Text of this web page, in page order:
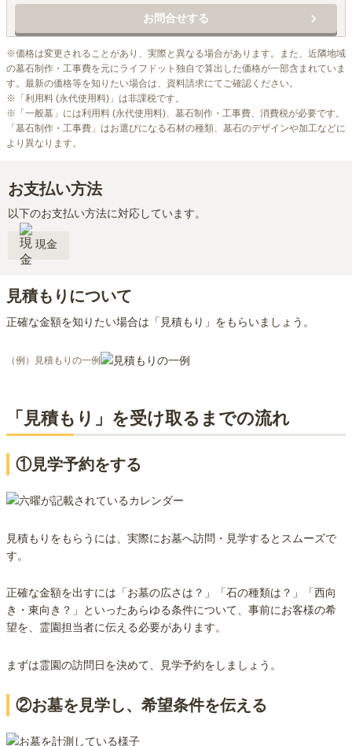
お問合せする
※価格は変更されることがあり、実際と異なる場合があります。また、近隣地域
の墓石制作・工事費を元にライフドット独自で算出した価格が一部含まれていま
す。最新の価格等を知りたい場合は、資料請求にてご確認ください。
※「利用料 (永代使用料)」は非課税です。
※「一般墓」には利用料 (永代使用料)、墓石制作・工事費、消費税が必要です。
「墓石制作・工事費」はお選びになる石材の種類、墓石のデザインや加工などに
より異なります。
お支払い方法
以下のお支払い方法に対応しています。
現金
見積もりについて
正確な金額を知りたい場合は「見積もり」をもらいましょう。
（例）見積もりの一例
「見積もり」を受け取るまでの流れ
①見学予約をする
見積もりをもらうには、実際にお墓へ訪問・見学するとスムーズで
す。
正確な金額を出すには「お墓の広さは？」「石の種類は？」「西向
き・東向き？」といったあらゆる条件について、事前にお客様の希
望を、霊園担当者に伝える必要があります。
まずは霊園の訪問日を決めて、見学予約をしましょう。
②お墓を見学し、希望条件を伝える